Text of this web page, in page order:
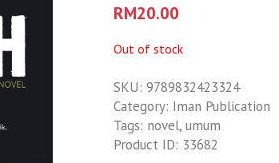
RM20.00
Out of stock
SKU: 9789832423324
Category: Iman Publication
Tags: novel, umum
Product ID: 33682